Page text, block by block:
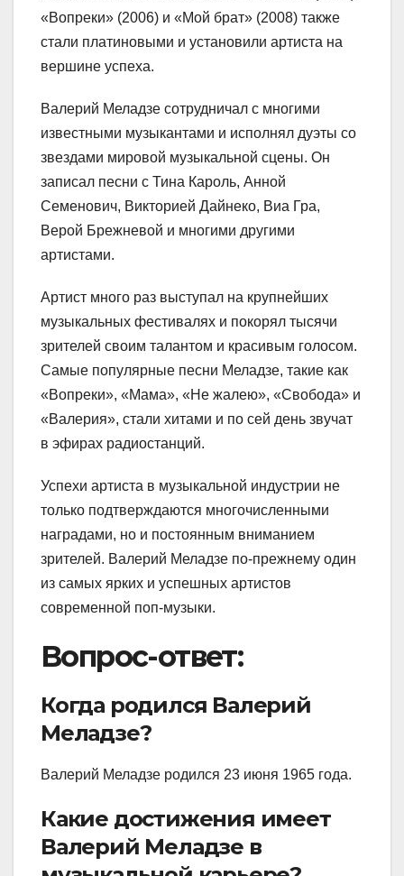
«Вопреки» (2006) и «Мой брат» (2008) также
стали платиновыми и установили артиста на
вершине успеха.
Валерий Меладзе сотрудничал с многими
известными музыкантами и исполнял дуэты со
звездами мировой музыкальной сцены. Он
записал песни с Тина Кароль, Анной
Семенович, Викторией Дайнеко, Виа Гра,
Верой Брежневой и многими другими
артистами.
Артист много раз выступал на крупнейших
музыкальных фестивалях и покорял тысячи
зрителей своим талантом и красивым голосом.
Самые популярные песни Меладзе, такие как
«Вопреки», «Мама», «Не жалею», «Свобода» и
«Валерия», стали хитами и по сей день звучат
в эфирах радиостанций.
Успехи артиста в музыкальной индустрии не
только подтверждаются многочисленными
наградами, но и постоянным вниманием
зрителей. Валерий Меладзе по-прежнему один
из самых ярких и успешных артистов
современной поп-музыки.
Вопрос-ответ:
Когда родился Валерий
Меладзе?
Валерий Меладзе родился 23 июня 1965 года.
Какие достижения имеет
Валерий Меладзе в